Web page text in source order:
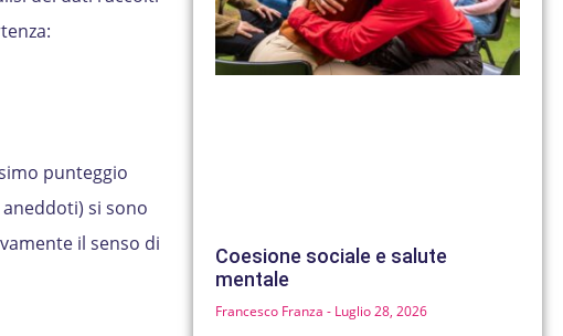
punteggio
si sono
il senso di
Coesione sociale e salute
mentale
Francesco Franza Luglio 28, 2026